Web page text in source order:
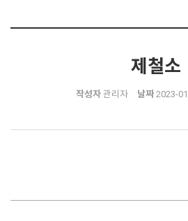
제철소
작성자 관리자 날짜 2023-